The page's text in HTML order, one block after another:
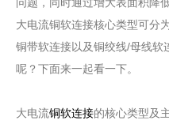
大电流铜软连接核心类型可分
铜带软连接以及铜绞线/母线软
呢？下面来一起看一下。
大电流铜软连接的核心类型及